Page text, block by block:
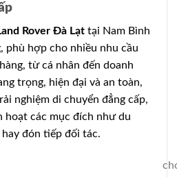
Rover Đà Lạt tại Nam Bình
phù hợp cho nhiều nhu cầu
từ cá nhân đến doanh
trọng, hiện đại và an toàn,
nghiệm di chuyển đẳng cấp,
hoạt các mục đích như du
hay đón tiếp đối tác.